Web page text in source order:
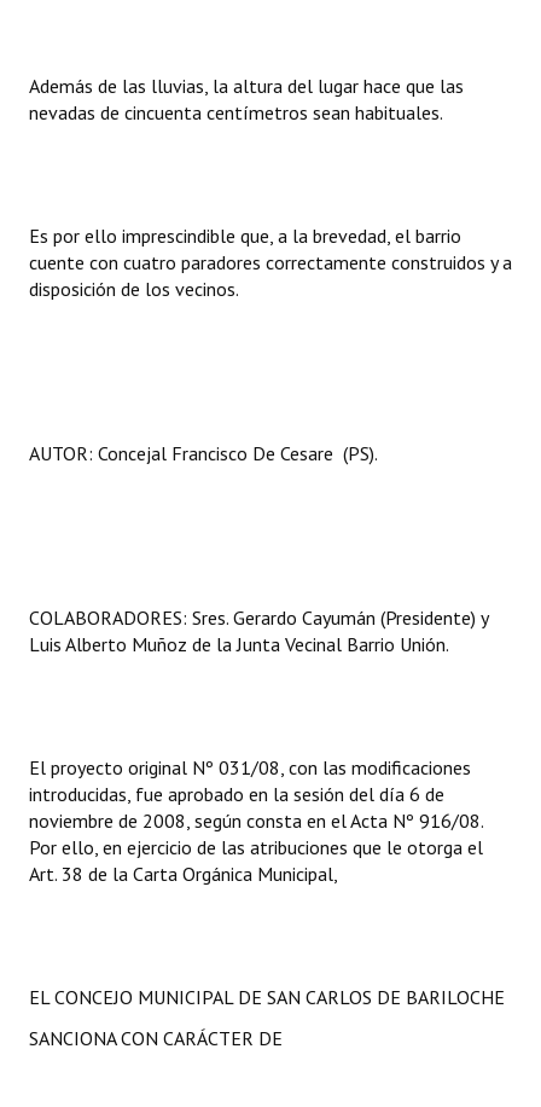
Noticias Destacadas
Premio al Mérito - Registro
Audiencias Públicas - Registro
Reconocimientos - Registro
REFORMA DE LA CARTA ORGÁNICA
Además de las lluvias, la altura del lugar hace que las
nevadas de cincuenta centímetros sean habituales.
Es por ello imprescindible que, a la brevedad, el barrio
cuente con cuatro paradores correctamente construidos y a
disposición de los vecinos.
AUTOR: Concejal Francisco De Cesare (PS).
COLABORADORES: Sres. Gerardo Cayumán (Presidente) y
Luis Alberto Muñoz de la Junta Vecinal Barrio Unión.
El proyecto original Nº 031/08, con las modificaciones
introducidas, fue aprobado en la sesión del día 6 de
noviembre de 2008, según consta en el Acta Nº 916/08.
Por ello, en ejercicio de las atribuciones que le otorga el
Art. 38 de la Carta Orgánica Municipal,
EL CONCEJO MUNICIPAL DE SAN CARLOS DE BARILOCHE
SANCIONA CON CARÁCTER DE